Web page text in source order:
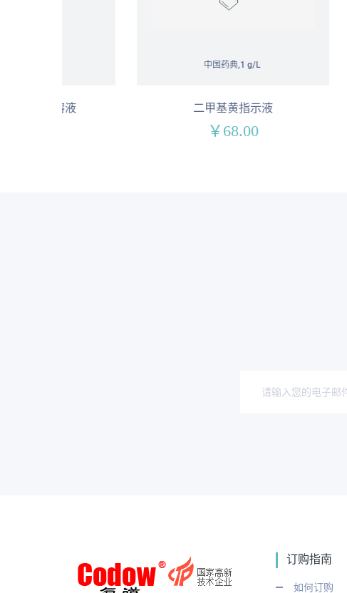
二甲基黄指示液
订购指南
如何订购